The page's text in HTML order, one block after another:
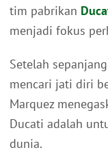
tim pabrikan
menjadi fokus
Setelah
mencari jati diri
Marquez
Ducati adalah
dunia.